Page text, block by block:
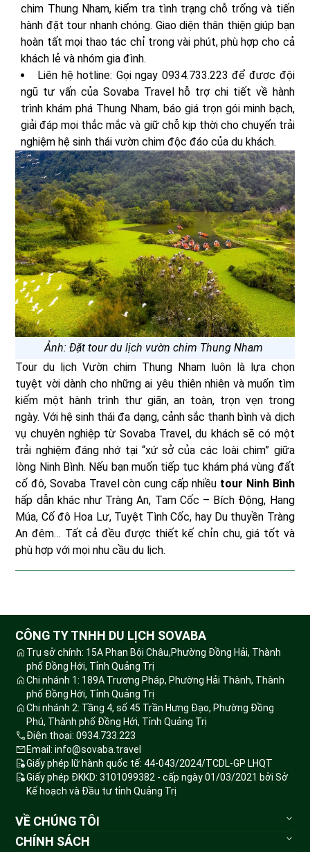
chim Thung Nham, kiểm tra tình trạng chỗ trống và tiến
hành đặt tour nhanh chóng. Giao diện thân thiện giúp bạn
hoàn tất mọi thao tác chỉ trong vài phút, phù hợp cho cả
khách lẻ và nhóm gia đình.
Liên hệ hotline: Gọi ngay 0934.733.223 để được đội
ngũ tư vấn của Sovaba Travel hỗ trợ chi tiết về hành
trình khám phá Thung Nham, báo giá trọn gói minh bạch,
giải đáp mọi thắc mắc và giữ chỗ kịp thời cho chuyến trải
nghiệm hệ sinh thái vườn chim độc đáo của du khách.
Ảnh: Đặt tour du lịch vườn chim Thung Nham
Tour du lịch Vườn chim Thung Nham luôn là lựa chọn
tuyệt vời dành cho những ai yêu thiên nhiên và muốn tìm
kiếm một hành trình thư giãn, an toàn, trọn vẹn trong
ngày. Với hệ sinh thái đa dạng, cảnh sắc thanh bình và dịch
vụ chuyên nghiệp từ Sovaba Travel, du khách sẽ có một
trải nghiệm đáng nhớ tại “xứ sở của các loài chim” giữa
lòng Ninh Bình. Nếu bạn muốn tiếp tục khám phá vùng đất
cố đô, Sovaba Travel còn cung cấp nhiều tour Ninh Bình
hấp dẫn khác như Tràng An, Tam Cốc – Bích Động, Hang
Múa, Cố đô Hoa Lư, Tuyệt Tình Cốc, hay Du thuyền Tràng
An đêm… Tất cả đều được thiết kế chỉn chu, giá tốt và
phù hợp với mọi nhu cầu du lịch.
CÔNG TY TNHH DU LỊCH SOVABA
Trụ sở chính: 15A Phan Bội Châu,Phường Đồng Hải, Thành
phố Đồng Hới, Tỉnh Quảng Trị
Chi nhánh 1: 189A Trương Pháp, Phường Hải Thành, Thành
phố Đồng Hới, Tỉnh Quảng Trị
Chi nhánh 2: Tầng 4, số 45 Trần Hưng Đạo, Phường Đồng
Phú, Thành phố Đồng Hới, Tỉnh Quảng Trị
Điện thoại: 0934.733.223
Email: info@sovaba.travel
Giấy phép lữ hành quốc tế: 44-043/2024/TCDL-GP LHQT
Giấy phép ĐKKD: 3101099382 - cấp ngày 01/03/2021 bởi Sở
Kế hoạch và Đầu tư tỉnh Quảng Trị
VỀ CHÚNG TÔI
Sovaba.travel
CHÍNH SÁCH